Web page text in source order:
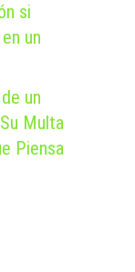
si
un
un
Multa
Piensa